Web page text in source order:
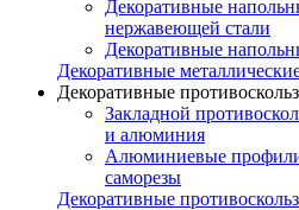
Декоративные
нержавеющей стали
Декоративные
Декоративные
Декоративные
Закладной
и алюминия
Алюминиевые профили
саморезы
Декоративные